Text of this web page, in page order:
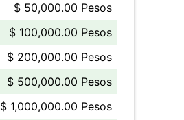
$ 50,000.00 Pesos
$ 100,000.00 Pesos
$ 200,000.00 Pesos
$ 500,000.00 Pesos
$ 1,000,000.00 Pesos